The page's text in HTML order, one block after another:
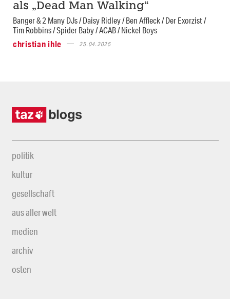
als „Dead Man Walking“
Banger & 2 Many DJs / Daisy Ridley / Ben Affleck / Der Exorzist /
Tim Robbins / Spider Baby / ACAB / Nickel Boys
christian ihle
25.04.2025
politik
kultur
gesellschaft
aus aller welt
medien
archiv
osten